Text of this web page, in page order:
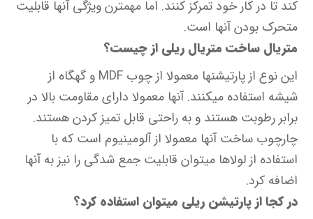
کند تا در کار خود تمرکز کنند. اما مهمترن ویژگی آنها قابلیت
متحرک بودن آنها است.
متریال ساخت متریال ریلی از چیست؟
این نوع از پارتیشن‎ها معمولا از چوب MDF و گهگاه از
شیشه استفاده می‎کنند. آنها معمولا دارای مقاومت بالا در
برابر رطوبت هستند و به راحتی قابل تمیز کردن هستند.
چارچوب ساخت آنها معمولا از آلومینیوم است که با
استفاده از لولاها می‎توان قابلیت جمع‎ شدگی را نیز به آنها
اضافه کرد.
در کجا از پارتیشن ریلی می‎توان استفاده کرد؟